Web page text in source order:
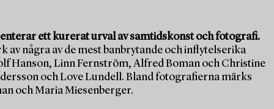
ett kurerat urval av samtidskonst och fotografi.
några av de mest banbrytande och inflytelserika
Hanson, Linn Fernström, Alfred Boman och Christine
och Love Lundell. Bland fotografierna märks
och Maria Miesenberger.